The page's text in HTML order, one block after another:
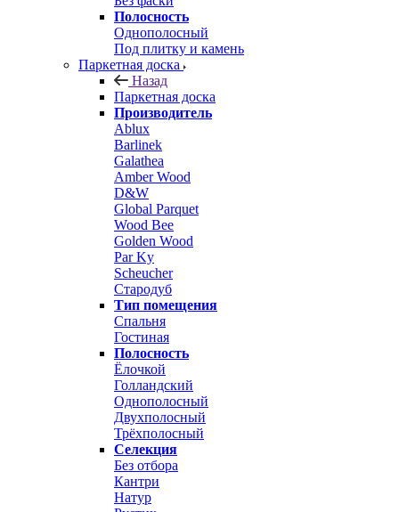
Полосность
Однополосный
Под плитку и камень
Паркетная доска
Назад
Паркетная доска
Производитель
Ablux
Barlinek
Galathea
Amber Wood
D&W
Global Parquet
Wood Bee
Golden Wood
Par Ky
Scheucher
Стародуб
Тип помещения
Спальня
Гостиная
Полосность
Ёлочкой
Голландский
Однополосный
Двухполосный
Трёхполосный
Селекция
Без отбора
Кантри
Натур